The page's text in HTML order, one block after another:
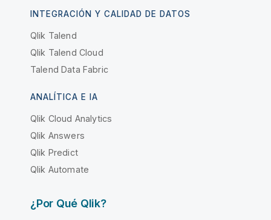
INTEGRACIÓN Y CALIDAD DE DATOS
Qlik Talend
Qlik Talend Cloud
Talend Data Fabric
ANALÍTICA E IA
Qlik Cloud Analytics
Qlik Answers
Qlik Predict
Qlik Automate
¿Por Qué Qlik?